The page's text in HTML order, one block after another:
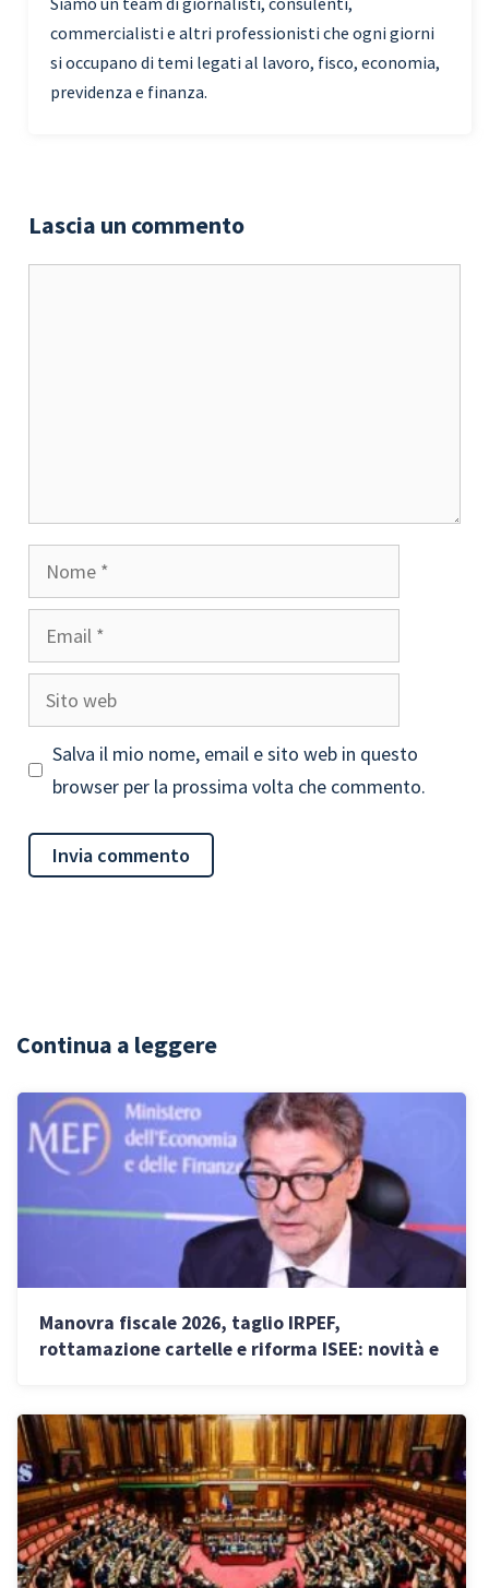
commercialisti e altri professionisti che ogni giorni
si occupano di temi legati al lavoro, fisco, economia,
previdenza e finanza.
Lascia un commento
Sito
web
Salva il mio nome, email e sito web in questo
browser per la prossima volta che commento.
Continua a leggere
Manovra fiscale 2026, taglio IRPEF,
rottamazione cartelle e riforma ISEE: novità e